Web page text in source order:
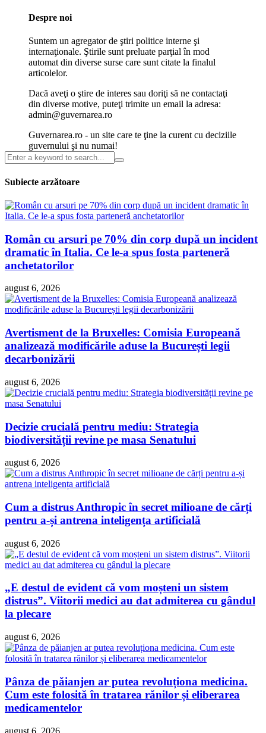
Despre noi
Suntem un agregator de ştiri politice interne şi
internaţionale. Ştirile sunt preluate parţial în mod
automat din diverse surse care sunt citate la finalul
articolelor.
Dacă aveţi o ştire de interes sau doriţi să ne contactaţi
din diverse motive, puteţi trimite un email la adresa:
admin@guvernarea.ro
Guvernarea.ro - un site care te ţine la curent cu deciziile
guvernului şi nu numai!
Subiecte arzătoare
Român cu arsuri pe 70% din corp după un incident
dramatic în Italia. Ce le-a spus fosta parteneră
anchetatorilor
august 6, 2026
Avertisment de la Bruxelles: Comisia Europeană
analizează modificările aduse la București legii
decarbonizării
august 6, 2026
Decizie crucială pentru mediu: Strategia
biodiversității revine pe masa Senatului
august 6, 2026
Cum a distrus Anthropic în secret milioane de cărți
pentru a-și antrena inteligența artificială
august 6, 2026
„E destul de evident că vom moșteni un sistem
distrus”. Viitorii medici au dat admiterea cu gândul
la plecare
august 6, 2026
Pânza de păianjen ar putea revoluționa medicina.
Cum este folosită în tratarea rănilor și eliberarea
medicamentelor
august 6, 2026